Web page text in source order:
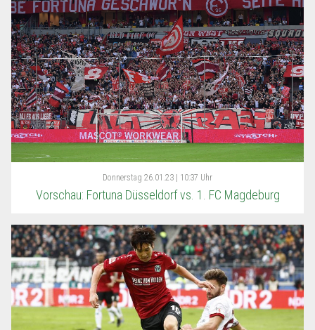
Donnerstag 26.01.23 | 10:37 Uhr
Vorschau: Fortuna Düsseldorf vs. 1. FC Magdeburg